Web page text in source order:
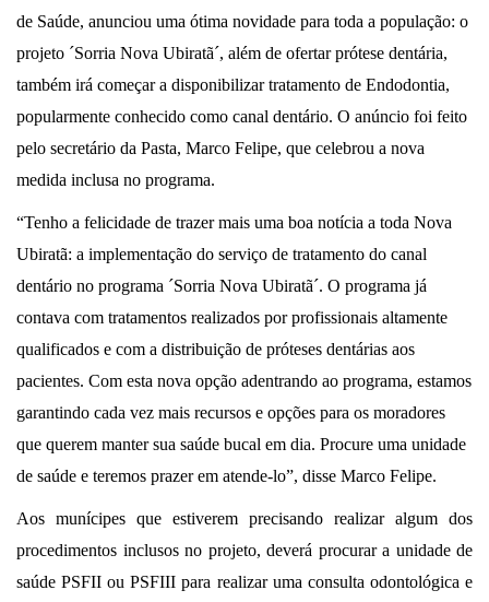
de Saúde, anunciou uma ótima novidade para toda a população: o
projeto ´Sorria Nova Ubiratã´, além de ofertar prótese dentária,
também irá começar a disponibilizar tratamento de Endodontia,
popularmente conhecido como canal dentário. O anúncio foi feito
pelo secretário da Pasta, Marco Felipe, que celebrou a nova
medida inclusa no programa.
“Tenho a felicidade de trazer mais uma boa notícia a toda Nova
Ubiratã: a implementação do serviço de tratamento do canal
dentário no programa ´Sorria Nova Ubiratã´. O programa já
contava com tratamentos realizados por profissionais altamente
qualificados e com a distribuição de próteses dentárias aos
pacientes. Com esta nova opção adentrando ao programa, estamos
garantindo cada vez mais recursos e opções para os moradores
que querem manter sua saúde bucal em dia. Procure uma unidade
de saúde e teremos prazer em atende-lo”, disse Marco Felipe.
Aos munícipes que estiverem precisando realizar algum dos
procedimentos inclusos no projeto, deverá procurar a unidade de
saúde PSFII ou PSFIII para realizar uma consulta odontológica e